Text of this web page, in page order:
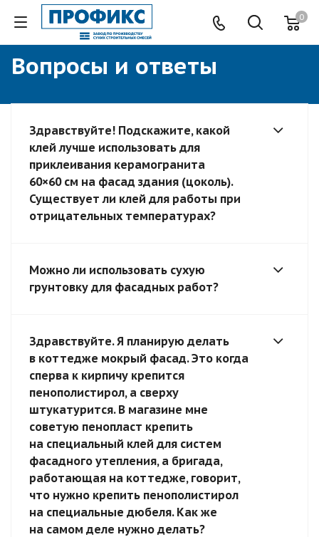
0
Вопросы и ответы
Здравствуйте! Подскажите, какой
клей лучше использовать для
приклеивания керамогранита
60×60 см на фасад здания (цоколь).
Существует ли клей для работы при
отрицательных температурах?
Можно ли использовать сухую
грунтовку для фасадных работ?
Здравствуйте. Я планирую делать
в коттедже мокрый фасад. Это когда
сперва к кирпичу крепится
пенополистирол, а сверху
штукатурится. В магазине мне
советую пенопласт крепить
на специальный клей для систем
фасадного утепления, а бригада,
работающая на коттедже, говорит,
что нужно крепить пенополистирол
на специальные дюбеля. Как же
на самом деле нужно делать?